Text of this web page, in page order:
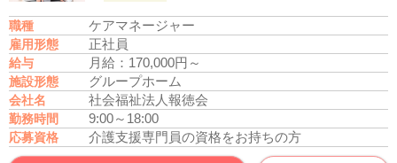
職種 ケアマネージャー
雇用形態 正社員
給与 月給：170,000円～
施設形態 グループホーム
会社名 社会福祉法人報徳会
勤務時間 9:00～18:00
応募資格 介護支援専門員の資格をお持ちの方